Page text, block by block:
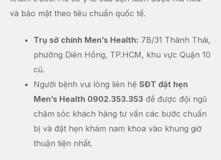
và bảo mật theo tiêu chuẩn quốc tế.
Trụ sở chính Men’s Health: 7B/31 Thành Thái,
phường Diên Hồng, TP.HCM, khu vực Quận 10
cũ.
Người bệnh vui lòng liên hệ SĐT đặt hẹn
Men’s Health 0902.353.353 để được đội ngũ
chăm sóc khách hàng tư vấn các bước chuẩn
bị và đặt hẹn khám nam khoa vào khung giờ
thuận tiện nhất.